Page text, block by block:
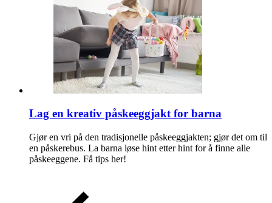
Lag en kreativ påskeeggjakt for barna
Gjør en vri på den tradisjonelle påskeeggjakten; gjør det om til
en påskerebus. La barna løse hint etter hint for å finne alle
påskeeggene. Få tips her!